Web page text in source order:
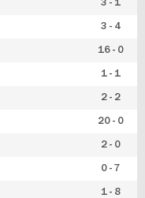
3 - 1
3 - 4
16 - 0
1 - 1
2 - 2
20 - 0
2 - 0
0 - 7
1 - 8